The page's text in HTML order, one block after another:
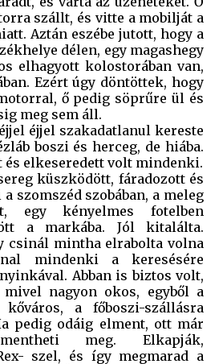
szállt, és vitte a mobilját a
Aztán eszébe jutott, hogy a
délen, egy magashegy
elhagyott kolostorában van,
Ezért úgy döntöttek, hogy
ő pedig söprűre ül és
meg sem áll.
éjjel szakadatlanul kereste
boszi és herceg, de hiába.
és elkeseredett volt mindenki.
küszködött, fáradozott és
szomszéd szobában, a meleg
egy kényelmes fotelben
a markába. Jól kitalálta.
csinál mintha elrabolta volna
mindenki a keresésére
Abban is biztos volt,
mivel nagyon okos, egyből a
a főboszi-szállásra
pedig odáig elment, ott már
meg. Elkapják,
szel, és így megmarad a